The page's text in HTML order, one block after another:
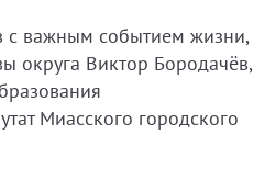
с важным событием жизни,
округа Виктор Бородачёв,
Миасского городского